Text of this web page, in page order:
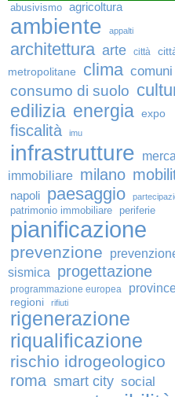
abusivismo agricoltura
ambiente appalti
architettura arte città
metropolitane
clima comuni
consumo di suolo
edilizia energia expo
fiscalità imu
infrastrutture
immobiliare milano
napoli paesaggio
patrimonio immobiliare periferie
pianificazione
prevenzione
sismica
progettazione
programmazione europea
regioni rifiuti
rigenerazione
riqualificazione
rischio idrogeologico
roma smart city social